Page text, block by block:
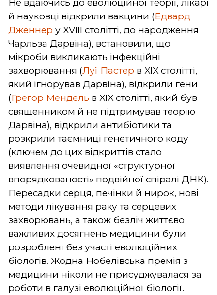
Не вдаючись до еволюційної теорії, лікарі
й науковці відкрили вакцини (Едвард
Дженнер у XVIII столітті, до народження
Чарльза Дарвіна), встановили, що
мікроби викликають інфекційні
захворювання (Луї Пастер в XIX столітті,
який ігнорував Дарвіна), відкрили гени
(Грегор Мендель в XIX столітті, який був
священником й не підтримував теорію
Дарвіна), відкрили антибіотики та
розкрили таємниці генетичного коду
(ключем до цих відкриттів стало
виявлення очевидної «структурної
впорядкованості» подвійної спіралі ДНК).
Пересадки серця, печінки й нирок, нові
методи лікування раку та серцевих
захворювань, а також безліч життєво
важливих досягнень медицини були
розроблені без участі еволюційних
біологів. Жодна Нобелівська премія з
медицини ніколи не присуджувалася за
роботи в галузі еволюційної біології.